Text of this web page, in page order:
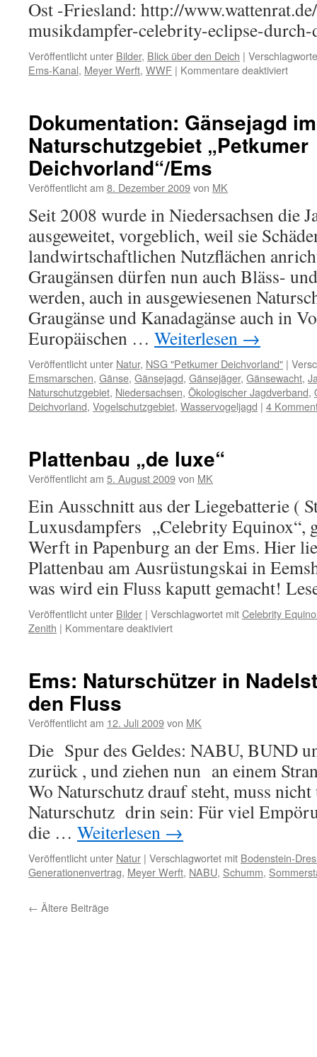
Ost -Friesland: http://
musikdampfer-celebrity-eclipse-
Veröffentlicht unter Bilder, Blick über den Deich |
Ems-Kanal, Meyer Werft, WWF | Kommentare deaktiviertfür
Dokumentation: Gänsejagd im
Naturschutzgebiet „Petkumer
Deichvorland“/Ems
Veröffentlicht am 8. Dezember 2009von MK
Seit 2008 wurde in Niedersachsen die
ausgeweitet, vorgeblich, weil sie
landwirtschaftlichen Nutzflächen
Graugänsen dürfen nun auch Bläss-
werden, auch in ausgewiesenen
Graugänse und Kanadagänse auch in
Europäischen … Weiterlesen →
Veröffentlicht unter Natur, NSG "Petkumer Deichvorland" |
Emsmarschen, Gänse, Gänsejagd, Gänsejäger, Gänsewacht,
Naturschutzgebiet, Niedersachsen, Ökologischer Jagdverband,
Deichvorland, Vogelschutzgebiet, Wasservogeljagd | 4
Plattenbau „de luxe“
Veröffentlicht am 5. August 2009von MK
Ein Ausschnitt aus der Liegebatterie (
Luxusdampfers „Celebrity Equinox“,
Werft in Papenburg an der Ems. Hier
Plattenbau am Ausrüstungskai in
was wird ein Fluss kaputt gemacht!
Veröffentlicht unter Bilder | Verschlagwortet mitCelebrity
Zenith | Kommentare deaktiviertfür
Ems: Naturschützer in
den Fluss
Veröffentlicht am 12. Juli 2009von MK
Die Spur des Geldes: NABU, BUND
zurück , und ziehen nun an einem
Wo Naturschutz drauf steht, muss
Naturschutz drin sein: Für viel
die … Weiterlesen →
Veröffentlicht unter Natur | Verschlagwortet mit Bodenstein-
Generationenvertrag, Meyer Werft, NABU, Schumm,
← Ältere Beiträge